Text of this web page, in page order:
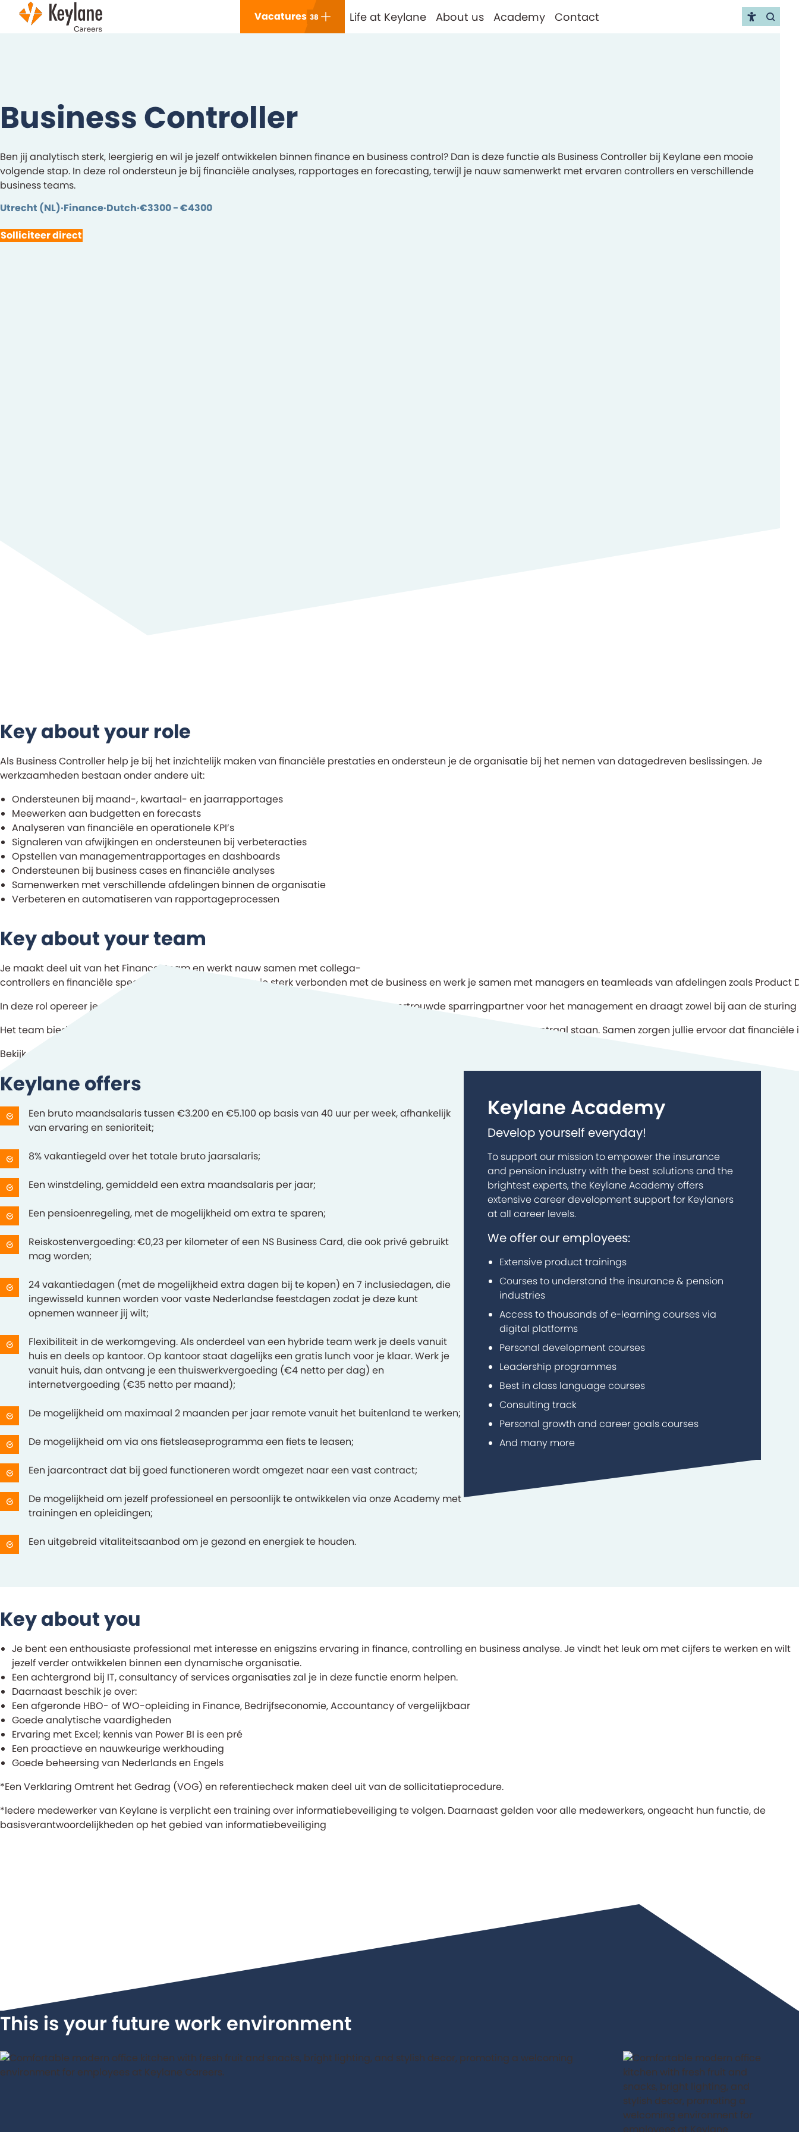
Navigatie overslaan
Vacatures 38 Life at Keylane About us Academy Contact Go
Business Controller
Ben jij analytisch sterk, leergierig en wil je jezelf ontwikkelen binnen finance en business control? Dan is deze functie als Business Controller bij Keylane een mooie
volgende stap. In deze rol ondersteun je bij financiële analyses, rapportages en forecasting, terwijl je nauw samenwerkt met ervaren controllers en verschillende
business teams.
Utrecht (NL) Finance Dutch €3300 - €4300
Solliciteer direct
Key about your role
Als Business Controller help je bij het inzichtelijk maken van financiële prestaties en ondersteun je de organisatie bij het nemen van datagedreven beslissingen. Je
werkzaamheden bestaan onder andere uit:
Ondersteunen bij maand-, kwartaal- en jaarrapportages
Meewerken aan budgetten en forecasts
Analyseren van financiële en operationele KPI’s
Signaleren van afwijkingen en ondersteunen bij verbeteracties
Opstellen van managementrapportages en dashboards
Ondersteunen bij business cases en financiële analyses
Samenwerken met verschillende afdelingen binnen de organisatie
Verbeteren en automatiseren van rapportageprocessen
Key about your team
Je maakt deel uit van het Finance-team en werkt nauw samen met collega-
controllers en financiële specialisten. Tegelijkertijd ben je sterk verbonden met de business en werk je samen met managers en teamleads van afdelingen zoals Product
In deze rol opereer je op het snijvlak van strategie, operatie en finance. Je bent een vertrouwde sparringpartner voor het management en draagt zowel bij aan de
Het team biedt een dynamische werkomgeving waarin samenwerking, eigenaarschap en continue verbetering centraal staan. Samen zorgen jullie ervoor dat
Bekijk onze blogs en video’s om te zien hoe het is om bij Keylane te werken.
Keylane offers
Een bruto maandsalaris tussen €3.200 en €5.100 op basis van 40 uur per week, afhankelijk
van ervaring en senioriteit;
8% vakantiegeld over het totale bruto jaarsalaris;
Een winstdeling, gemiddeld een extra maandsalaris per jaar;
Een pensioenregeling, met de mogelijkheid om extra te sparen;
Reiskostenvergoeding: €0,23 per kilometer of een NS Business Card, die ook privé gebruikt
mag worden;
24 vakantiedagen (met de mogelijkheid extra dagen bij te kopen) en 7 inclusiedagen, die
ingewisseld kunnen worden voor vaste Nederlandse feestdagen zodat je deze kunt
opnemen wanneer jij wilt;
Flexibiliteit in de werkomgeving. Als onderdeel van een hybride team werk je deels vanuit
huis en deels op kantoor. Op kantoor staat dagelijks een gratis lunch voor je klaar. Werk je
vanuit huis, dan ontvang je een thuiswerkvergoeding (€4 netto per dag) en
internetvergoeding (€35 netto per maand);
De mogelijkheid om maximaal 2 maanden per jaar remote vanuit het buitenland te werken;
De mogelijkheid om via ons fietsleaseprogramma een fiets te leasen;
Een jaarcontract dat bij goed functioneren wordt omgezet naar een vast contract;
De mogelijkheid om jezelf professioneel en persoonlijk te ontwikkelen via onze Academy met
trainingen en opleidingen;
Een uitgebreid vitaliteitsaanbod om je gezond en energiek te houden.
Keylane Academy
Develop yourself everyday!
To support our mission to empower the insurance
and pension industry with the best solutions and the
brightest experts, the Keylane Academy offers
extensive career development support for Keylaners
at all career levels.
We offer our employees:
Extensive product trainings
Courses to understand the insurance & pension
industries
Access to thousands of e-learning courses via
digital platforms
Personal development courses
Leadership programmes
Best in class language courses
Consulting track
Personal growth and career goals courses
And many more
Key about you
Je bent een enthousiaste professional met interesse en enigszins ervaring in finance, controlling en business analyse. Je vindt het leuk om met cijfers te werken en wilt
jezelf verder ontwikkelen binnen een dynamische organisatie.
Een achtergrond bij IT, consultancy of services organisaties zal je in deze functie enorm helpen.
Daarnaast beschik je over:
Een afgeronde HBO- of WO-opleiding in Finance, Bedrijfseconomie, Accountancy of vergelijkbaar
Goede analytische vaardigheden
Ervaring met Excel; kennis van Power BI is een pré
Een proactieve en nauwkeurige werkhouding
Goede beheersing van Nederlands en Engels
*Een Verklaring Omtrent het Gedrag (VOG) en referentiecheck maken deel uit van de sollicitatieprocedure.
*Iedere medewerker van Keylane is verplicht een training over informatiebeveiliging te volgen. Daarnaast gelden voor alle medewerkers, ongeacht hun functie, de
basisverantwoordelijkheden op het gebied van informatiebeveiliging
This is your future work environment